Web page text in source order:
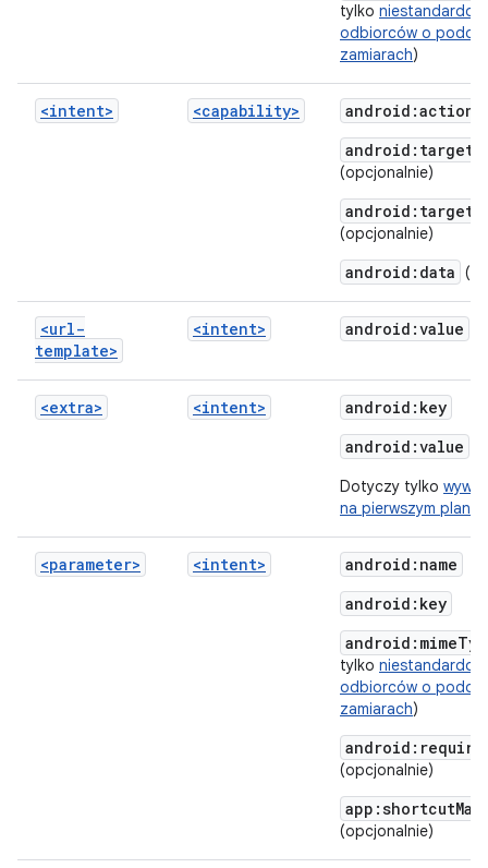
tylko
odbiorców o
zamiarach)
<intent> <capability> android:action
(opcjonalnie)
(opcjonalnie)
android:data
<url-
template>
<intent> android:value
<extra> <intent>
android:key
android:value
Dotyczy tylko
na pierwszym planie
<parameter> <intent>
android:name
android:key
tylko
odbiorców o
zamiarach)
(opcjonalnie)
(opcjonalnie)